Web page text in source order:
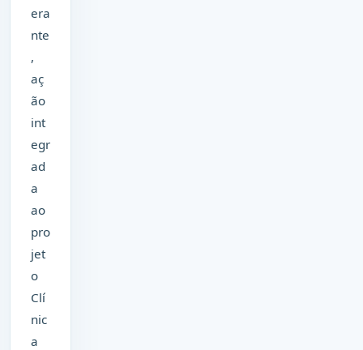
era
nte
,
aç
ão
int
egr
ad
a
ao
pro
jet
o
Clí
nic
a